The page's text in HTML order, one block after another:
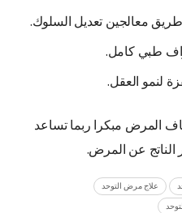
معالجين تعديل السلوك.
طبي كامل.
لنمو العقل.
المرض مبكرا ربما تساعد
الناتج عن المرض.
علاج مرض التوحد